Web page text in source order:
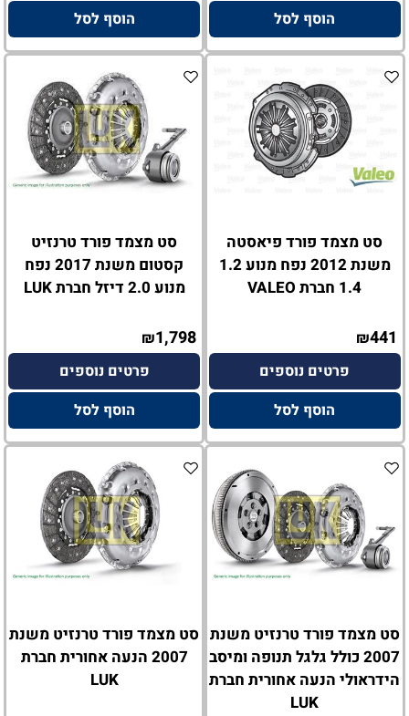
הוסף לסל
הוסף לסל
סט מצמד פורד פיאסטה
משנת 2012 נפח מנוע 1.2
1.4 חברת VALEO
₪441
פרטים נוספים
הוסף לסל
סט מצמד פורד טרנזיט
קסטום משנת 2017 נפח
מנוע 2.0 דיזל חברת LUK
₪1,798
פרטים נוספים
הוסף לסל
סט מצמד פורד טרנזיט משנת
2007 כולל גלגל תנופה ומיסב
הידראולי הנעה אחורית חברת
LUK
סט מצמד פורד טרנזיט משנת
2007 הנעה אחורית חברת
LUK